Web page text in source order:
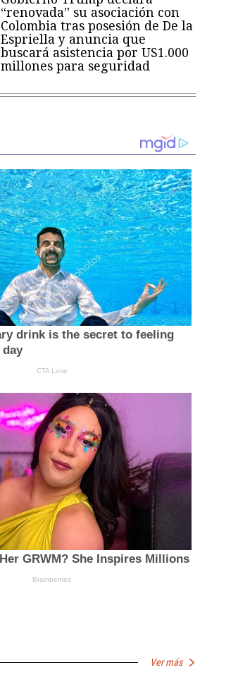
“renovada” su asociación con
Colombia tras posesión de De la
Espriella y anuncia que
buscará asistencia por US1.000
millones para seguridad
Ver más